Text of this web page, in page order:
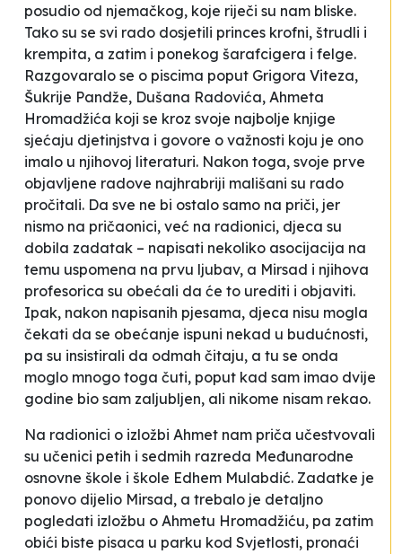
posudio od njemačkog, koje riječi su nam bliske.
Tako su se svi rado dosjetili princes krofni, štrudli i
krempita, a zatim i ponekog šarafcigera i felge.
Razgovaralo se o piscima poput Grigora Viteza,
Šukrije Pandže, Dušana Radovića, Ahmeta
Hromadžića koji se kroz svoje najbolje knjige
sjećaju djetinjstva i govore o važnosti koju je ono
imalo u njihovoj literaturi. Nakon toga, svoje prve
objavljene radove najhrabriji mališani su rado
pročitali. Da sve ne bi ostalo samo na priči, jer
nismo na pričaonici, već na radionici, djeca su
dobila zadatak – napisati nekoliko asocijacija na
temu uspomena na prvu ljubav, a Mirsad i njihova
profesorica su obećali da će to urediti i objaviti.
Ipak, nakon napisanih pjesama, djeca nisu mogla
čekati da se obećanje ispuni nekad u budućnosti,
pa su insistirali da odmah čitaju, a tu se onda
moglo mnogo toga čuti, poput kad sam imao dvije
godine bio sam zaljubljen, ali nikome nisam rekao.
Na radionici o izložbi Ahmet nam priča učestvovali
su učenici petih i sedmih razreda Međunarodne
osnovne škole i škole Edhem Mulabdić. Zadatke je
ponovo dijelio Mirsad, a trebalo je detaljno
pogledati izložbu o Ahmetu Hromadžiću, pa zatim
obići biste pisaca u parku kod Svjetlosti, pronaći